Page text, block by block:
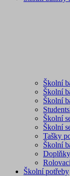
Školní
Školní
Školní
Školní
Školní
Tašky
Školní
Školní potřeby